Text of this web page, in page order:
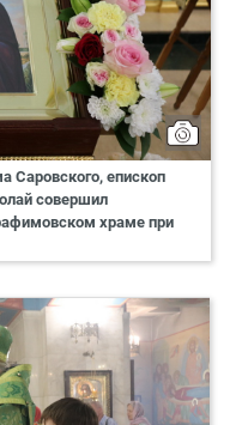
Саровского, епископ
совершил
храме при